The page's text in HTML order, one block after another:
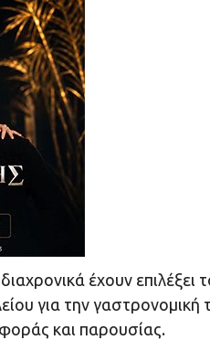
έχουν επιλέξει
για την γαστρονομική
και παρουσίας.